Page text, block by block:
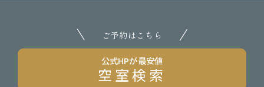
ご予約はこちら
公式HPが最安値
空室検索